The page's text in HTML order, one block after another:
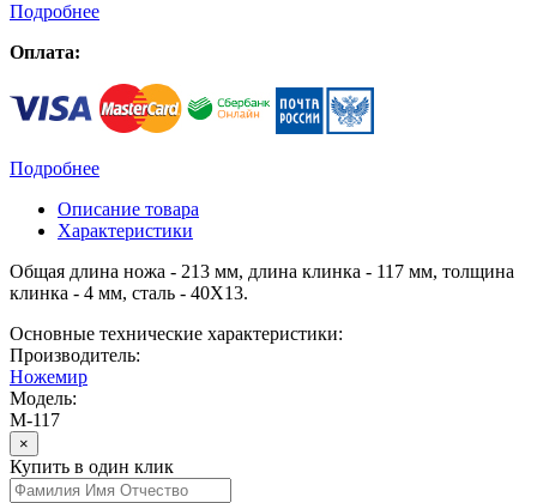
Подробнее
Оплата:
Подробнее
Описание товара
Характеристики
Общая длина ножа - 213 мм, длина клинка - 117 мм, толщина
клинка - 4 мм, сталь - 40Х13.
Основные технические характеристики:
Производитель:
Ножемир
Модель:
М-117
×
Купить в один клик